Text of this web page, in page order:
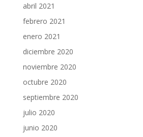
abril 2021
febrero 2021
enero 2021
diciembre 2020
noviembre 2020
octubre 2020
septiembre 2020
julio 2020
junio 2020